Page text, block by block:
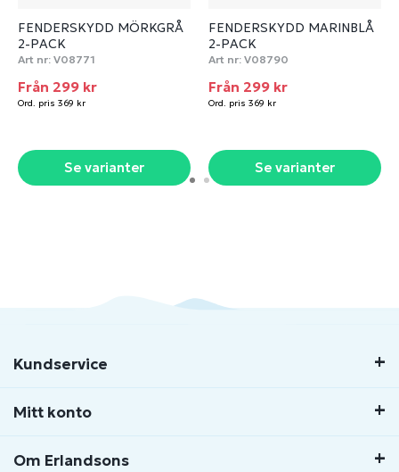
FENDERSKYDD MÖRKGRÅ
2-PACK
Art nr: V08771
Från 299 kr
Ord. pris 369 kr
Se varianter
FENDERSKYDD MARINBLÅ
2-PACK
Art nr: V08790
Från 299 kr
Ord. pris 369 kr
Se varianter
Kundservice
Mitt konto
Om Erlandsons